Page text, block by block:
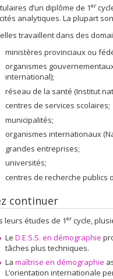
d’un diplôme de 1er
analytiques. La plupart
travaillent dans des
ministères provinciaux ou
organismes
international);
réseau de la santé (Institut
centres de services scolaires;
municipalités;
organismes internationaux
grandes entreprises;
universités;
centres de recherche publics
continuer
leurs études de 1er cycle,
Le D.E.S.S. en démographie
tâches plus techniques.
La maîtrise en démographie
L’orientation internationale